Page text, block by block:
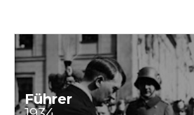
Führer